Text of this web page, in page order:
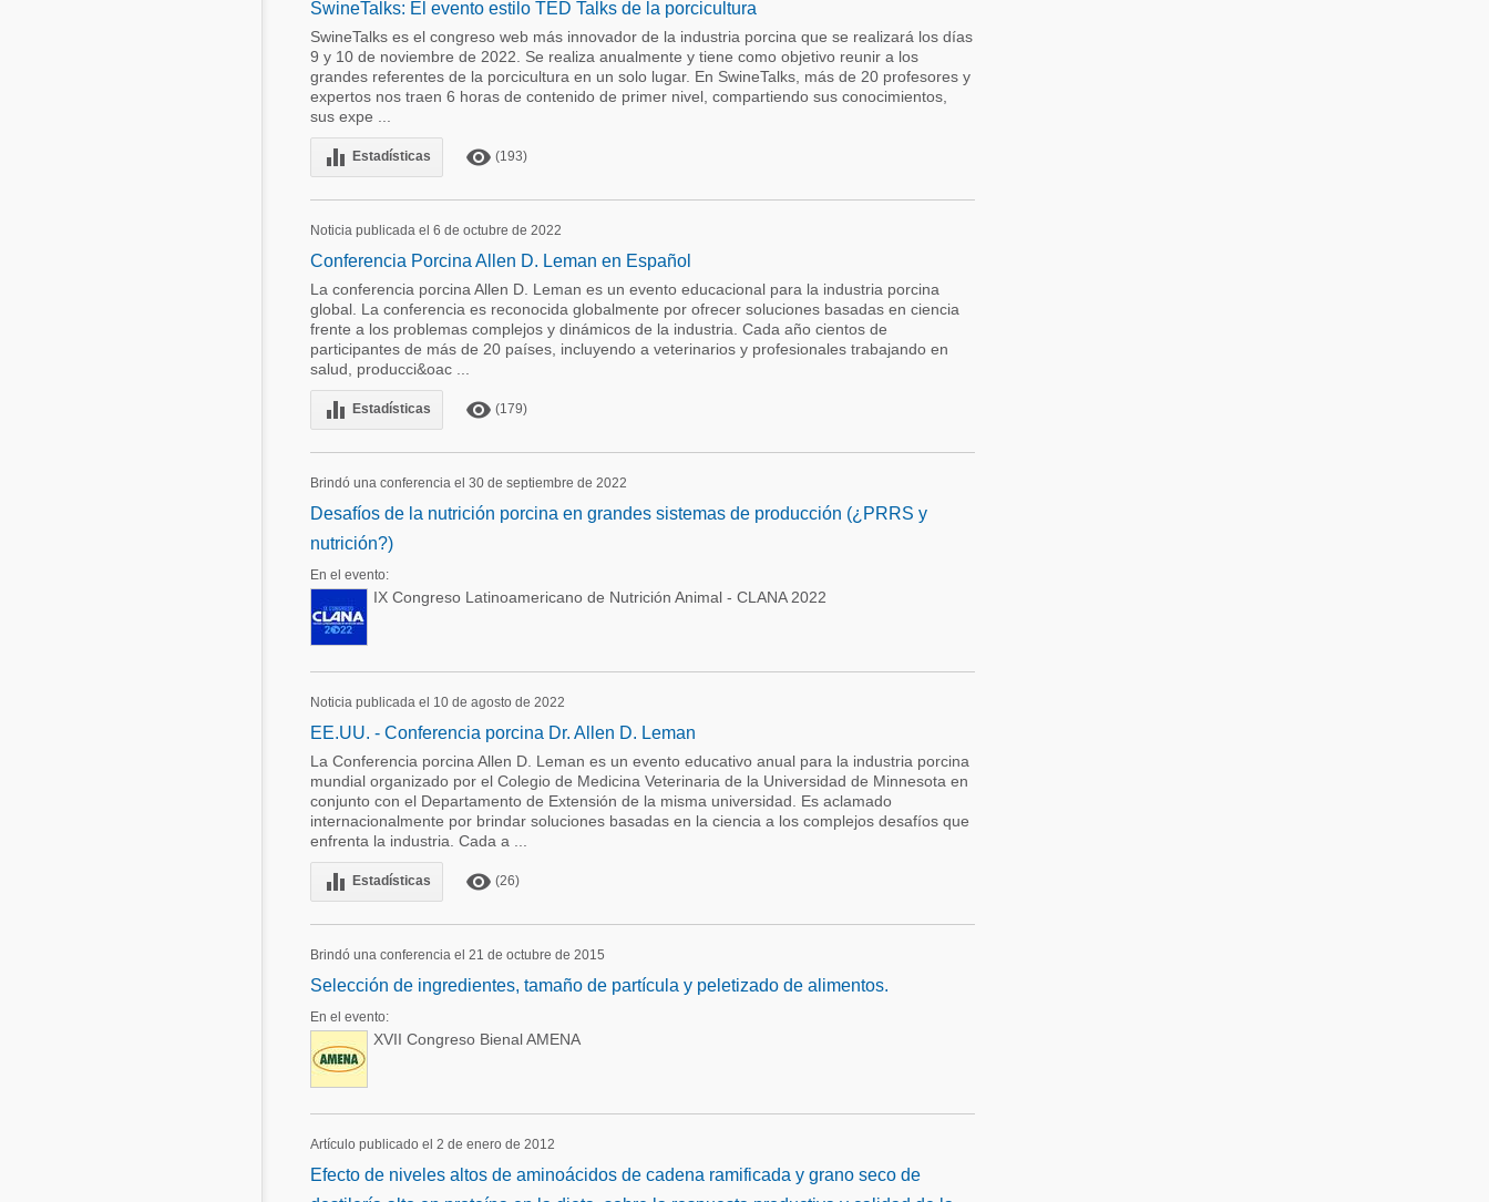
SwineTalks: El evento estilo TED Talks de la porcicultura
SwineTalks es el congreso web más innovador de la industria porcina que se realizará los días
9 y 10 de noviembre de 2022. Se realiza anualmente y tiene como objetivo reunir a los
grandes referentes de la porcicultura en un solo lugar. En SwineTalks, más de 20 profesores y
expertos nos traen 6 horas de contenido de primer nivel, compartiendo sus conocimientos,
sus expe ...
equalizer Estadísticas remove_red_eye (193)
Noticia publicada el 6 de octubre de 2022
Conferencia Porcina Allen D. Leman en Español
La conferencia porcina Allen D. Leman es un evento educacional para la industria porcina
global. La conferencia es reconocida globalmente por ofrecer soluciones basadas en ciencia
frente a los problemas complejos y dinámicos de la industria. Cada año cientos de
participantes de más de 20 países, incluyendo a veterinarios y profesionales trabajando en
salud, producci&oac ...
equalizer Estadísticas remove_red_eye (179)
Brindó una conferencia el 30 de septiembre de 2022
Desafíos de la nutrición porcina en grandes sistemas de producción (¿PRRS y
nutrición?)
En el evento:
IX Congreso Latinoamericano de Nutrición Animal - CLANA 2022
Noticia publicada el 10 de agosto de 2022
EE.UU. - Conferencia porcina Dr. Allen D. Leman
La Conferencia porcina Allen D. Leman es un evento educativo anual para la industria porcina
mundial organizado por el Colegio de Medicina Veterinaria de la Universidad de Minnesota en
conjunto con el Departamento de Extensión de la misma universidad. Es aclamado
internacionalmente por brindar soluciones basadas en la ciencia a los complejos desafíos que
enfrenta la industria. Cada a ...
equalizer Estadísticas remove_red_eye (26)
Brindó una conferencia el 21 de octubre de 2015
Selección de ingredientes, tamaño de partícula y peletizado de alimentos.
En el evento:
XVII Congreso Bienal AMENA
Artículo publicado el 2 de enero de 2012
Efecto de niveles altos de aminoácidos de cadena ramificada y grano seco de